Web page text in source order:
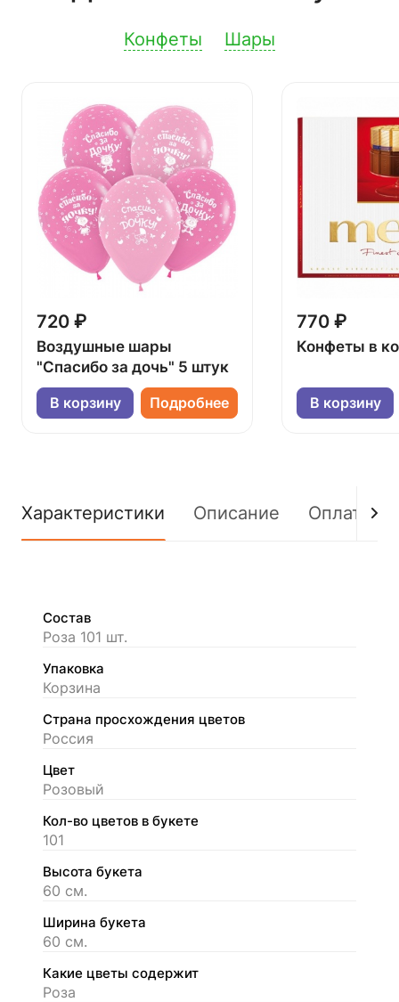
Конфеты Шары
720 ₽
Воздушные шары
"Спасибо за дочь" 5 штук
В корзину Подробнее
770 ₽
Конфеты в
В корзину
Характеристики Описание Оплата
Состав
Роза 101 шт.
Упаковка
Корзина
Страна просхождения цветов
Россия
Цвет
Розовый
Кол-во цветов в букете
101
Высота букета
60 см.
Ширина букета
60 см.
Какие цветы содержит
Роза